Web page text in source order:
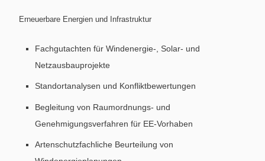
Erneuerbare Energien und Infrastruktur
Fachgutachten für Windenergie-, Solar- und
Netzausbauprojekte
Standortanalysen und Konfliktbewertungen
Begleitung von Raumordnungs- und
Genehmigungsverfahren für EE-Vorhaben
Artenschutzfachliche Beurteilung von